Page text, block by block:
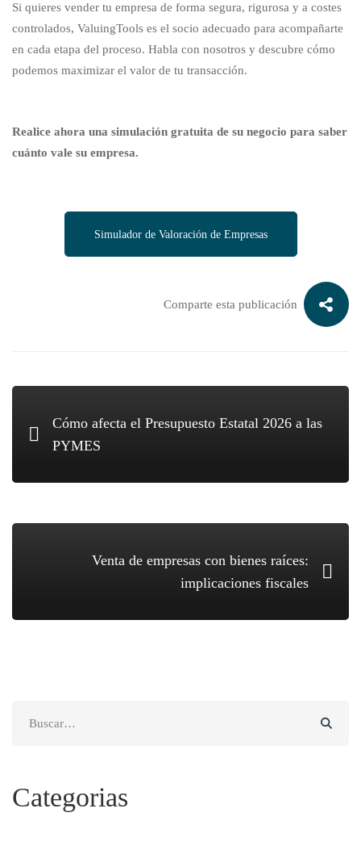
Si quieres vender tu empresa de forma segura, rigurosa y a costes
controlados, ValuingTools es el socio adecuado para acompañarte
en cada etapa del proceso. Habla con nosotros y descubre cómo
podemos maximizar el valor de tu transacción.
Realice ahora una simulación gratuita de su negocio para saber
cuánto vale su empresa.
Simulador de Valoración de Empresas
Comparte esta publicación
Cómo afecta el Presupuesto Estatal 2026 a las
PYMES
Venta de empresas con bienes raíces:
implicaciones fiscales
Categorias